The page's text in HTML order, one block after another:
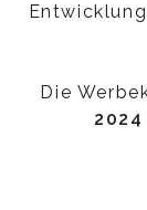
Die
2024